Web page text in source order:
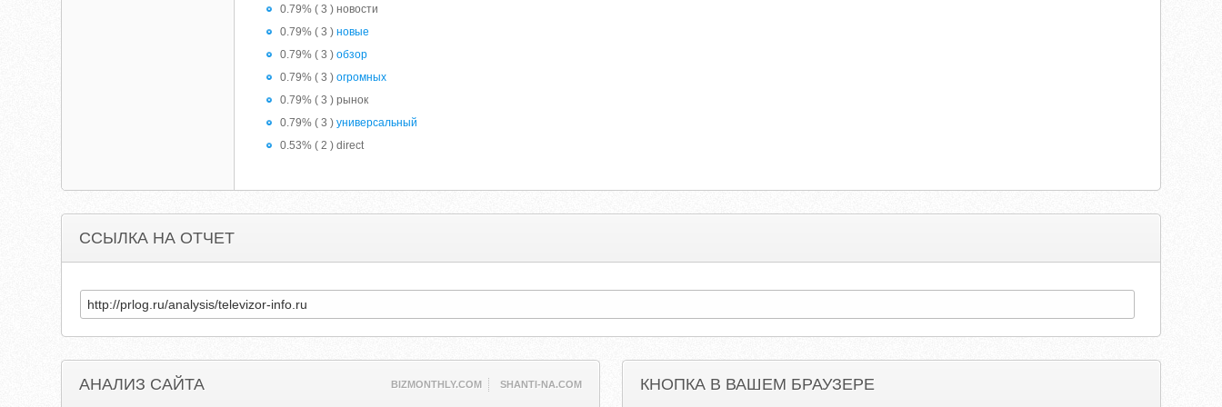
0.79% ( 3 ) новости
0.79% ( 3 )новые
0.79% ( 3 )обзор
0.79% ( 3 )огромных
0.79% ( 3 ) рынок
0.79% ( 3 )универсальный
0.53% ( 2 ) direct
ССЫЛКА НА ОТЧЕТ
АНАЛИЗ САЙТА BIZMONTHLY.COM SHANTI-NA.COM КНОПКА В ВАШЕМ БРАУЗЕРЕ